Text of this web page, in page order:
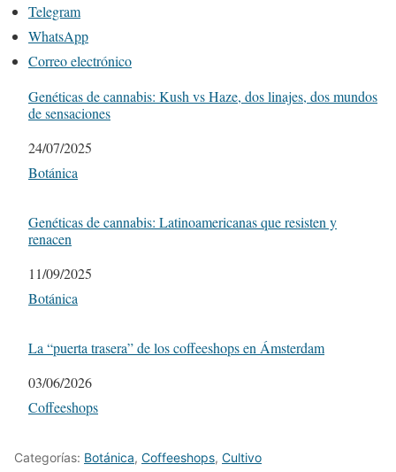
Telegram
WhatsApp
Correo electrónico
Genéticas de cannabis: Kush vs Haze, dos linajes, dos mundos
de sensaciones
Fecha
24/07/2025
Respecto a
Botánica
Genéticas de cannabis: Latinoamericanas que resisten y
renacen
Fecha
11/09/2025
Respecto a
Botánica
La “puerta trasera” de los coffeeshops en Ámsterdam
Fecha
03/06/2026
Respecto a
Coffeeshops
Categorías: Botánica, Coffeeshops, Cultivo